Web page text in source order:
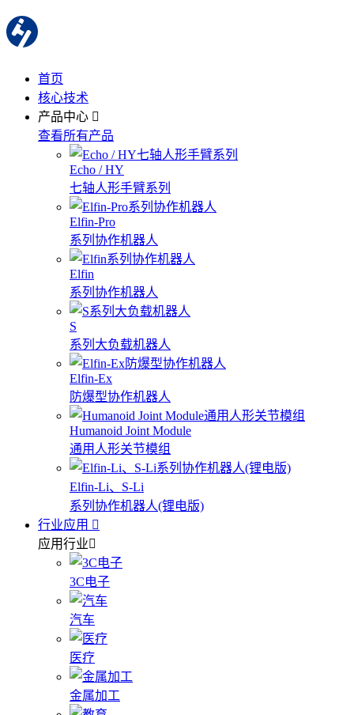
首页
核心技术
产品中心
查看所有产品
Echo / HY
七轴人形手臂系列
Elfin-Pro
系列协作机器人
Elfin
系列协作机器人
S
系列大负载机器人
Elfin-Ex
防爆型协作机器人
Humanoid Joint Module
通用人形关节模组
Elfin-Li、S-Li
系列协作机器人(锂电版)
行业应用
应用行业
3C电子
汽车
医疗
金属加工